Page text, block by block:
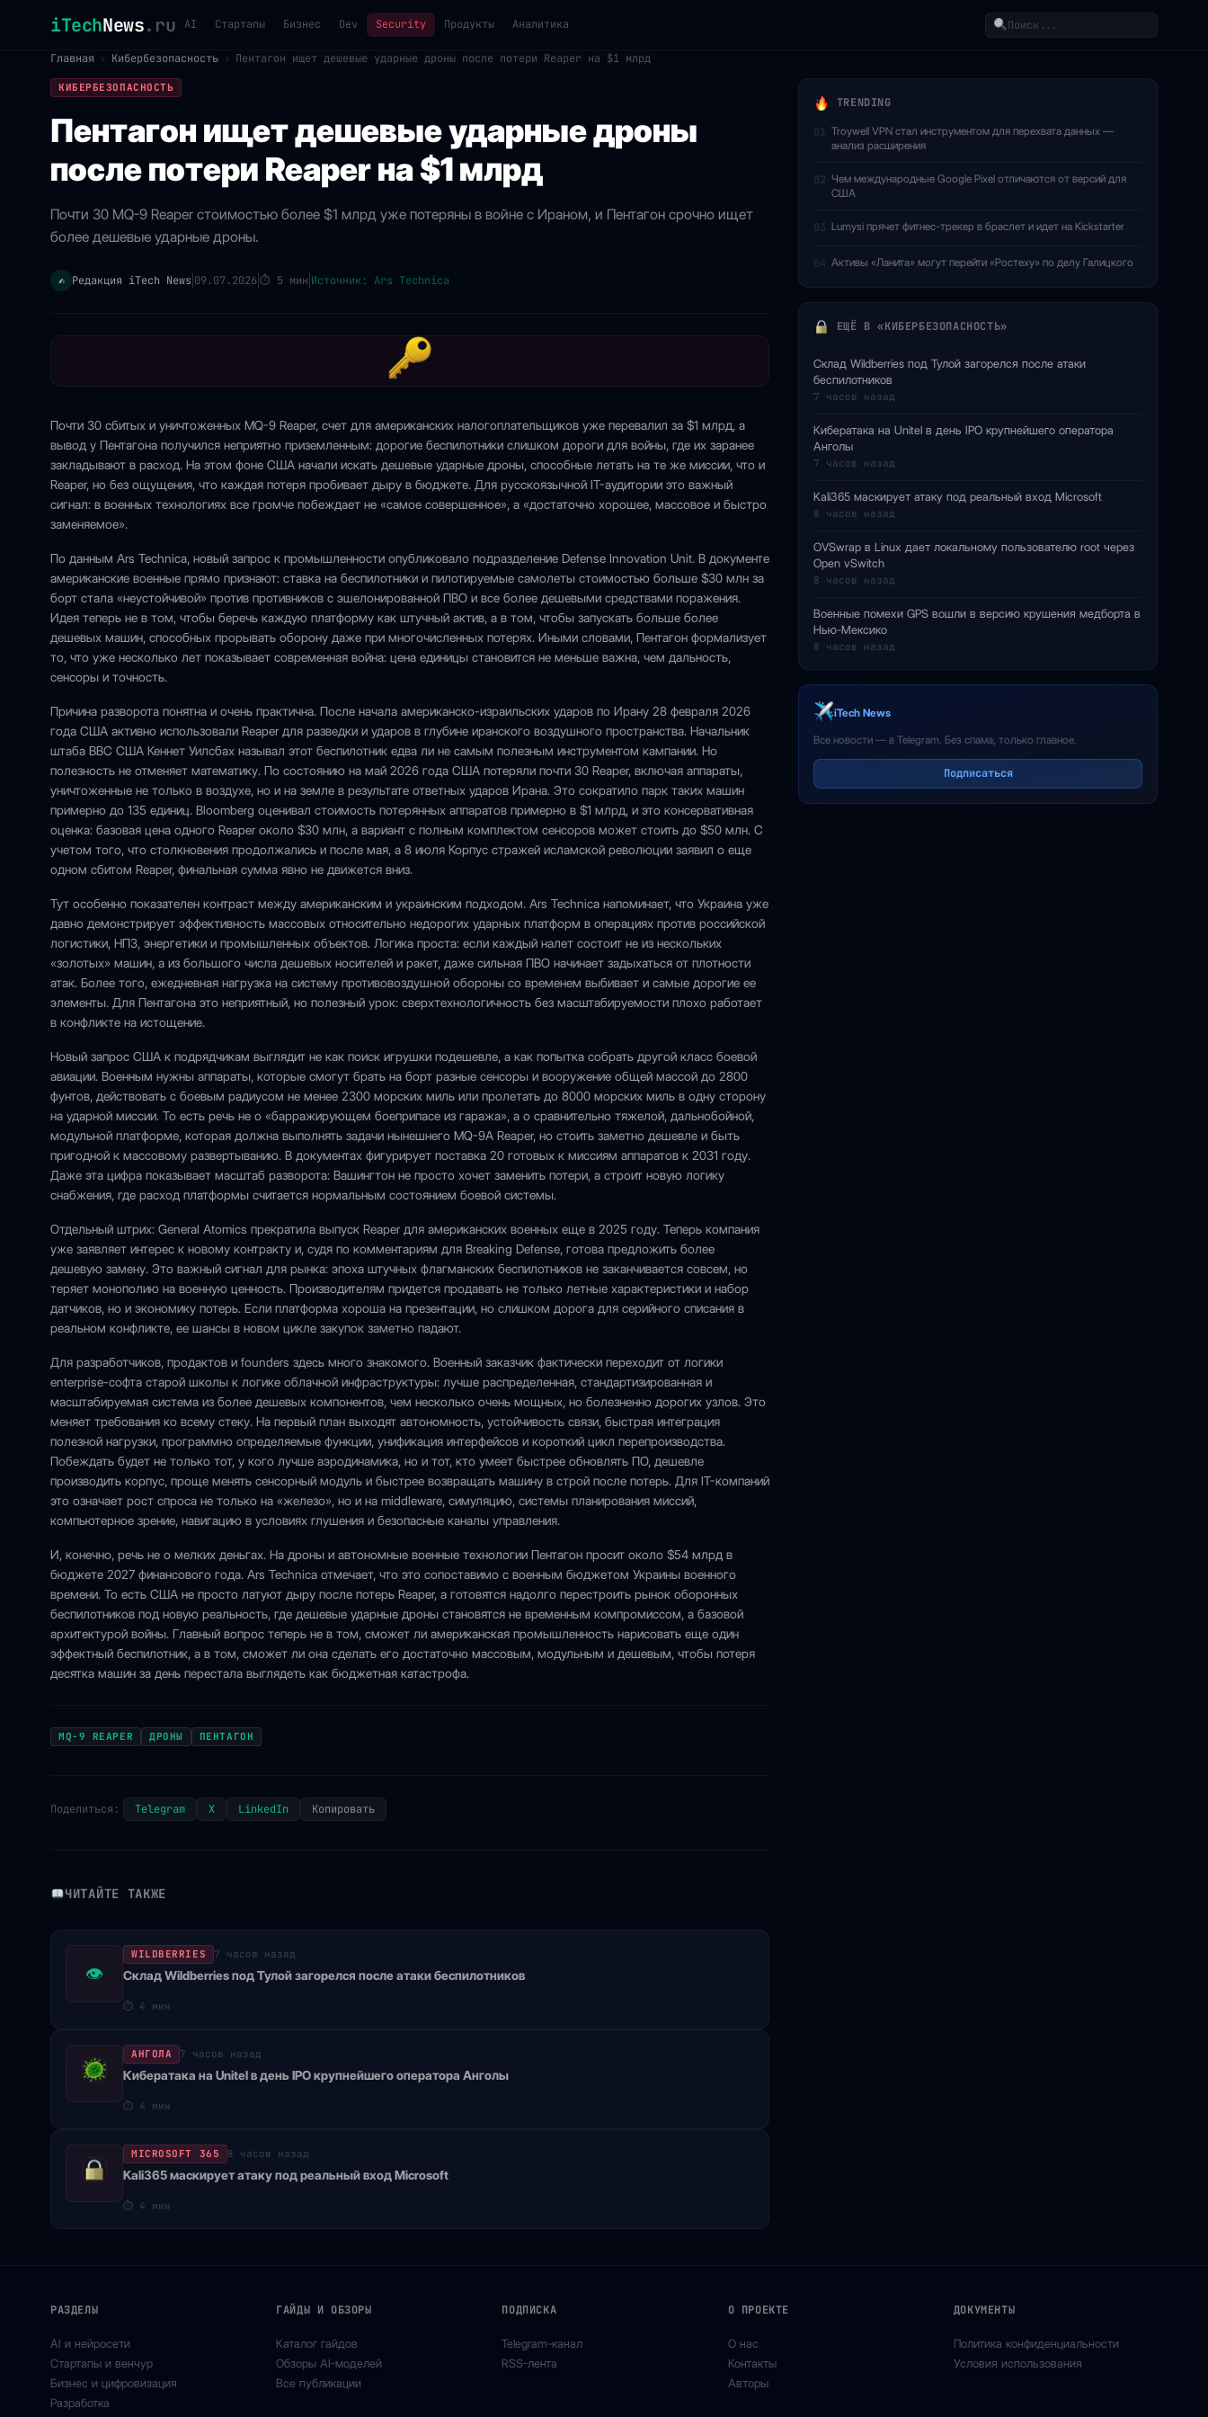
iTechNews.ru AI Стартапы Бизнес Dev Security Продукты Аналитика
Поиск
Главная
› Кибербезопасность › Пентагон ищет дешевые ударные дроны после потери Reaper на $1 млрд
КИБЕРБЕЗОПАСНОСТЬ
Пентагон ищет дешевые ударные дроны
после потери Reaper на $1 млрд
Почти 30 MQ-9 Reaper стоимостью более $1 млрд уже потеряны в войне с Ираном, и Пентагон срочно ищет
более дешевые ударные дроны.
✍️ Редакция iTech News 09.07.2026⏱ 5 мин Источник: Ars Technica
Почти 30 сбитых и уничтоженных MQ-9 Reaper, счет для американских налогоплательщиков уже перевалил за $1 млрд, а
вывод у Пентагона получился неприятно приземленным: дорогие беспилотники слишком дороги для войны, где их заранее
закладывают в расход. На этом фоне США начали искать дешевые ударные дроны, способные летать на те же миссии, что и
Reaper, но без ощущения, что каждая потеря пробивает дыру в бюджете. Для русскоязычной IT-аудитории это важный
сигнал: в военных технологиях все громче побеждает не «самое совершенное», а «достаточно хорошее, массовое и быстро
заменяемое».
По данным Ars Technica, новый запрос к промышленности опубликовало подразделение Defense Innovation Unit. В документе
американские военные прямо признают: ставка на беспилотники и пилотируемые самолеты стоимостью больше $30 млн за
борт стала «неустойчивой» против противников с эшелонированной ПВО и все более дешевыми средствами поражения.
Идея теперь не в том, чтобы беречь каждую платформу как штучный актив, а в том, чтобы запускать больше более
дешевых машин, способных прорывать оборону даже при многочисленных потерях. Иными словами, Пентагон формализует
то, что уже несколько лет показывает современная война: цена единицы становится не меньше важна, чем дальность,
сенсоры и точность.
Причина разворота понятна и очень практична. После начала американско-израильских ударов по Ирану 28 февраля 2026
года США активно использовали Reaper для разведки и ударов в глубине иранского воздушного пространства. Начальник
штаба ВВС США Кеннет Уилсбах называл этот беспилотник едва ли не самым полезным инструментом кампании. Но
полезность не отменяет математику. По состоянию на май 2026 года США потеряли почти 30 Reaper, включая аппараты,
уничтоженные не только в воздухе, но и на земле в результате ответных ударов Ирана. Это сократило парк таких машин
примерно до 135 единиц. Bloomberg оценивал стоимость потерянных аппаратов примерно в $1 млрд, и это консервативная
оценка: базовая цена одного Reaper около $30 млн, а вариант с полным комплектом сенсоров может стоить до $50 млн. С
учетом того, что столкновения продолжались и после мая, а 8 июля Корпус стражей исламской революции заявил о еще
одном сбитом Reaper, финальная сумма явно не движется вниз.
Тут особенно показателен контраст между американским и украинским подходом. Ars Technica напоминает, что Украина уже
давно демонстрирует эффективность массовых относительно недорогих ударных платформ в операциях против российской
логистики, НПЗ, энергетики и промышленных объектов. Логика проста: если каждый налет состоит не из нескольких
«золотых» машин, а из большого числа дешевых носителей и ракет, даже сильная ПВО начинает задыхаться от плотности
атак. Более того, ежедневная нагрузка на систему противовоздушной обороны со временем выбивает и самые дорогие ее
элементы. Для Пентагона это неприятный, но полезный урок: сверхтехнологичность без масштабируемости плохо работает
в конфликте на истощение.
Новый запрос США к подрядчикам выглядит не как поиск игрушки подешевле, а как попытка собрать другой класс боевой
авиации. Военным нужны аппараты, которые смогут брать на борт разные сенсоры и вооружение общей массой до 2800
фунтов, действовать с боевым радиусом не менее 2300 морских миль или пролетать до 8000 морских миль в одну сторону
на ударной миссии. То есть речь не о «барражирующем боеприпасе из гаража», а о сравнительно тяжелой, дальнобойной,
модульной платформе, которая должна выполнять задачи нынешнего MQ-9A Reaper, но стоить заметно дешевле и быть
пригодной к массовому развертыванию. В документах фигурирует поставка 20 готовых к миссиям аппаратов к 2031 году.
Даже эта цифра показывает масштаб разворота: Вашингтон не просто хочет заменить потери, а строит новую логику
снабжения, где расход платформы считается нормальным состоянием боевой системы.
Отдельный штрих: General Atomics прекратила выпуск Reaper для американских военных еще в 2025 году. Теперь компания
уже заявляет интерес к новому контракту и, судя по комментариям для Breaking Defense, готова предложить более
дешевую замену. Это важный сигнал для рынка: эпоха штучных флагманских беспилотников не заканчивается совсем, но
теряет монополию на военную ценность. Производителям придется продавать не только летные характеристики и набор
датчиков, но и экономику потерь. Если платформа хороша на презентации, но слишком дорога для серийного списания в
реальном конфликте, ее шансы в новом цикле закупок заметно падают.
Для разработчиков, продактов и founders здесь много знакомого. Военный заказчик фактически переходит от логики
enterprise-софта старой школы к логике облачной инфраструктуры: лучше распределенная, стандартизированная и
масштабируемая система из более дешевых компонентов, чем несколько очень мощных, но болезненно дорогих узлов. Это
меняет требования ко всему стеку. На первый план выходят автономность, устойчивость связи, быстрая интеграция
полезной нагрузки, программно определяемые функции, унификация интерфейсов и короткий цикл перепроизводства.
Побеждать будет не только тот, у кого лучше аэродинамика, но и тот, кто умеет быстрее обновлять ПО, дешевле
производить корпус, проще менять сенсорный модуль и быстрее возвращать машину в строй после потерь. Для IT-компаний
это означает рост спроса не только на «железо», но и на middleware, симуляцию, системы планирования миссий,
компьютерное зрение, навигацию в условиях глушения и безопасные каналы управления.
И, конечно, речь не о мелких деньгах. На дроны и автономные военные технологии Пентагон просит около $54 млрд в
бюджете 2027 финансового года. Ars Technica отмечает, что это сопоставимо с военным бюджетом Украины военного
времени. То есть США не просто латуют дыру после потерь Reaper, а готовятся надолго перестроить рынок оборонных
беспилотников под новую реальность, где дешевые ударные дроны становятся не временным компромиссом, а базовой
архитектурой войны. Главный вопрос теперь не в том, сможет ли американская промышленность нарисовать еще один
эффектный беспилотник, а в том, сможет ли она сделать его достаточно массовым, модульным и дешевым, чтобы потеря
десятка машин за день перестала выглядеть как бюджетная катастрофа.
MQ-9 REAPER ДРОНЫ ПЕНТАГОН
Поделиться: Telegram X LinkedIn Копировать
ЧИТАЙТЕ ТАКЖЕ
👁
WILDBERRIES 7 часов назад
Склад Wildberries под Тулой загорелся после атаки беспилотников
⏱ 4 мин
АНГОЛА 7 часов назад
Кибератака на Unitel в день IPO крупнейшего оператора Анголы
⏱ 4 мин
MICROSOFT 365 8 часов назад
Kali365 маскирует атаку под реальный вход Microsoft
⏱ 4 мин
TRENDING
01 Troywell VPN стал инструментом для перехвата данных —
анализ расширения
02 Чем международные Google Pixel отличаются от версий для
США
03 Lumysi прячет фитнес-трекер в браслет и идет на Kickstarter
04 Активы «Ланита» могут перейти «Ростеху» по делу Галицкого
ЕЩЁ В «КИБЕРБЕЗОПАСНОСТЬ»
Склад Wildberries под Тулой загорелся после атаки
беспилотников
7 часов назад
Кибератака на Unitel в день IPO крупнейшего оператора
Анголы
7 часов назад
Kali365 маскирует атаку под реальный вход Microsoft
8 часов назад
OVSwrap в Linux дает локальному пользователю root через
Open vSwitch
8 часов назад
Военные помехи GPS вошли в версию крушения медборта в
Нью-Мексико
8 часов назад
iTech News
Все новости — в Telegram. Без спама, только главное.
Подписаться
РАЗДЕЛЫ
AI и нейросети
Стартапы и венчур
Бизнес и цифровизация
Разработка
ГАЙДЫ И ОБЗОРЫ
Каталог гайдов
Обзоры AI-моделей
Все публикации
ПОДПИСКА
Telegram-канал
RSS-лента
О ПРОЕКТЕ
О нас
Контакты
Авторы
ДОКУМЕНТЫ
Политика конфиденциальности
Условия использования